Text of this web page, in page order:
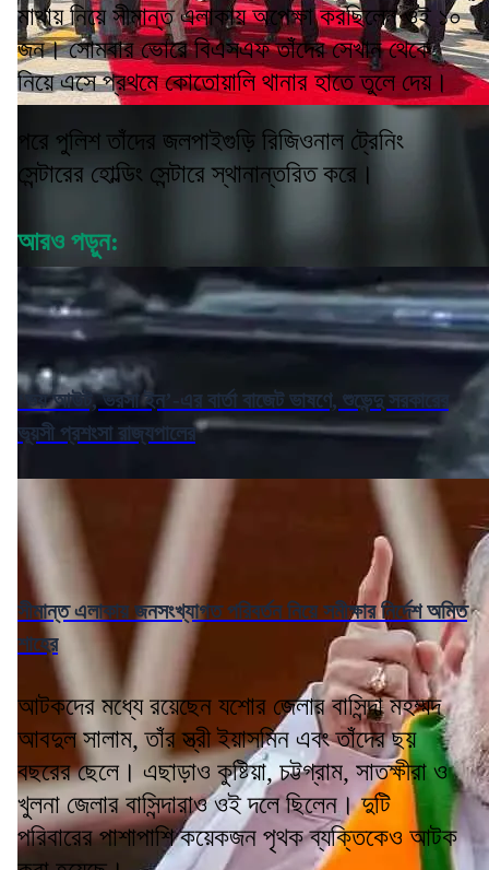
মাথায় নিয়ে সীমান্ত এলাকায় অপেক্ষা করছিলেন ওই ১০
জন। সোমবার ভোরে বিএসএফ তাঁদের সেখান থেকে
নিয়ে এসে প্রথমে কোতোয়ালি থানার হাতে তুলে দেয়।
পরে পুলিশ তাঁদের জলপাইগুড়ি রিজিওনাল ট্রেনিং
সেন্টারের হোল্ডিং সেন্টারে স্থানান্তরিত করে।
আরও পড়ুন:
‘ভয় আউট, ভরসা ইন’-এর বার্তা বাজেট ভাষণে, শুভেন্দু সরকারের
ভূয়সী প্রশংসা রাজ্যপালের
সীমান্ত এলাকায় জনসংখ্যাগত পরিবর্তন নিয়ে সমীক্ষার নির্দেশ অমিত
শাহের
আটকদের মধ্যে রয়েছেন যশোর জেলার বাসিন্দা মহম্মদ
আবদুল সালাম, তাঁর স্ত্রী ইয়াসমিন এবং তাঁদের ছয়
বছরের ছেলে। এছাড়াও কুষ্টিয়া, চট্টগ্রাম, সাতক্ষীরা ও
খুলনা জেলার বাসিন্দারাও ওই দলে ছিলেন। দুটি
পরিবারের পাশাপাশি কয়েকজন পৃথক ব্যক্তিকেও আটক